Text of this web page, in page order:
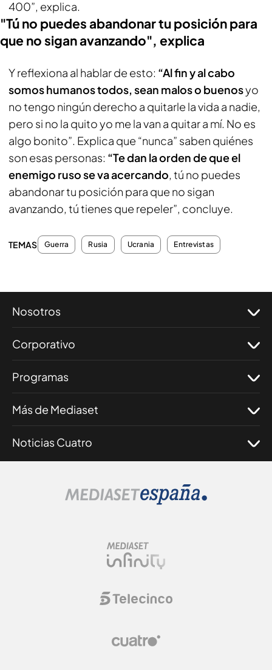
400”, explica.
"Tú no puedes abandonar tu posición para
que no sigan avanzando", explica
Y reflexiona al hablar de esto: “Al fin y al cabo
somos humanos todos, sean malos o buenosyo
no tengo ningún derecho a quitarle la vida a nadie,
pero si no la quito yo me la van a quitar a mí. No es
algo bonito”. Explica que “nunca” saben quiénes
son esas personas: “Te dan la orden de que el
enemigo ruso se va acercando, tú no puedes
abandonar tu posición para que no sigan
avanzando, tú tienes que repeler”, concluye.
TEMAS Guerra Rusia Ucrania Entrevistas
Nosotros
Corporativo
Programas
Más de Mediaset
Noticias Cuatro